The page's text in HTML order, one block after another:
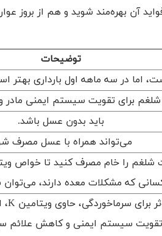
آن بهره‌مند شوید و هم از بروز
توضیحات
اما در سه ماهه اول بارداری بهتر
برای تقویت سیستم ایمنی مادر و
باید بدون عسل باشد.
می‌تواند همراه با عسل مصرف
کسانی که مشکلات معده دارند، می‌توان
سیستم ایمنی و کاهش علائم